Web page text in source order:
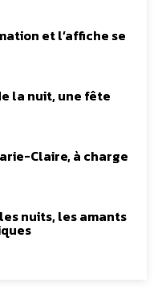
et l’affiche se
la nuit, une fête
Claire, à charge
nuits, les amants